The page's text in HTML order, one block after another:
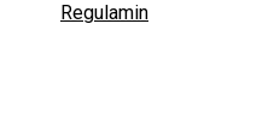
Regulamin